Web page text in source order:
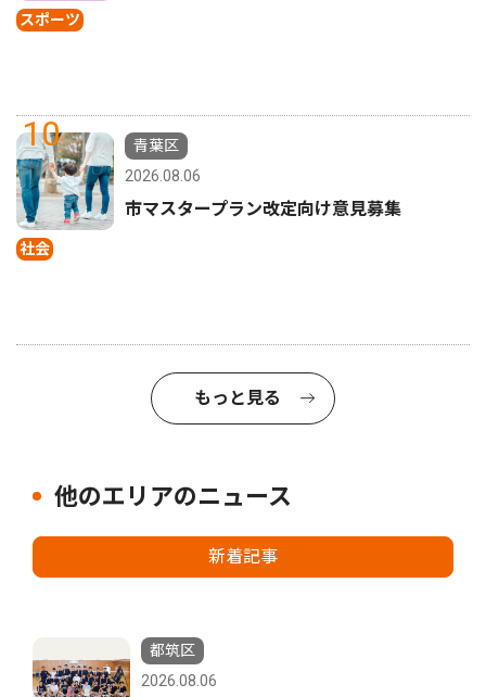
スポーツ
10
社会
青葉区
2026.08.06
市マスタープラン改定向け意見募集
もっと見る
他のエリアのニュース
新着記事
都筑区
2026.08.06